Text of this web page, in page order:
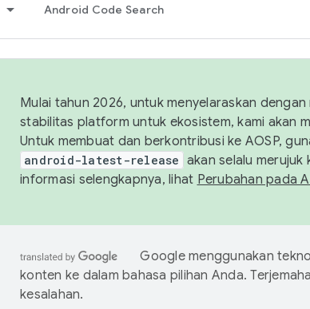
Android Code Search
Mulai tahun 2026, untuk menyelaraskan
stabilitas platform untuk ekosistem, kami akan
Untuk membuat dan berkontribusi ke AOSP,
android-latest-release akan selalu merujuk
informasi selengkapnya, lihat Perubahan pada
Google menggunakan
konten ke dalam bahasa pilihan Anda.
kesalahan.